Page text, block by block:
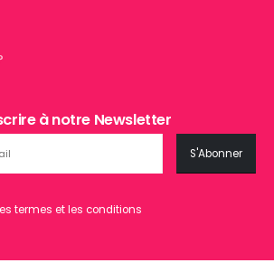
à notre Newsletter
termes et les conditions